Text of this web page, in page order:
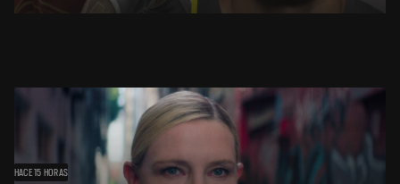
HACE 15 HORAS